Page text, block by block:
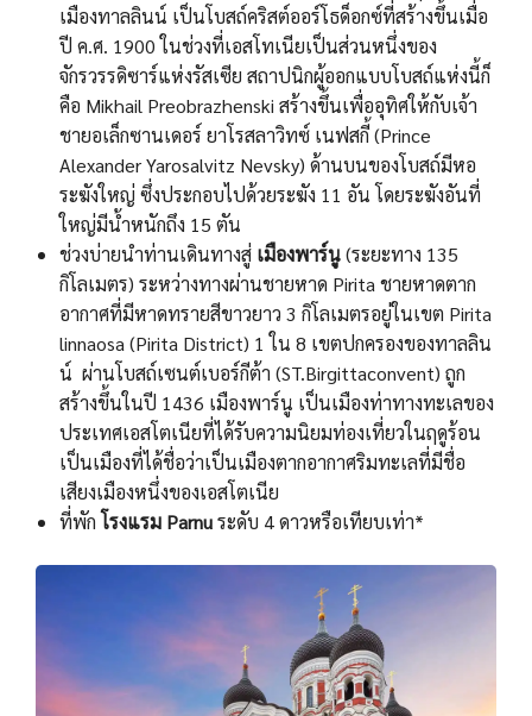
เมืองทาลลินน์ เป็นโบสถ์คริสต์ออร์โธด็อกซ์ที่สร้างขึ้นเมื่อ
ปี ค.ศ. 1900 ในช่วงที่เอสโทเนียเป็นส่วนหนึ่งของ
จักรวรรดิซาร์แห่งรัสเซีย สถาปนิกผู้ออกแบบโบสถ์แห่งนี้ก็
คือ Mikhail Preobrazhenski สร้างขึ้นเพื่ออุทิศให้กับเจ้า
ชายอเล็กซานเดอร์ ยาโรสลาวิทซ์ เนฟสกี้ (Prince
Alexander Yarosalvitz Nevsky) ด้านบนของโบสถ์มีหอ
ระฆังใหญ่ ซึ่งประกอบไปด้วยระฆัง 11 อัน โดยระฆังอันที่
ใหญ่มีน้ำหนักถึง 15 ตัน
ช่วงบ่ายนำท่านเดินทางสู่ เมืองพาร์นู(ระยะทาง 135
กิโลเมตร) ระหว่างทางผ่านชายหาด Pirita ชายหาดตาก
อากาศที่มีหาดทรายสีขาวยาว 3 กิโลเมตรอยู่ในเขต Pirita
linnaosa (Pirita District) 1 ใน 8 เขตปกครองของทาลลิน
น์ ผ่านโบสถ์เซนต์เบอร์กีต้า (ST.Birgittaconvent) ถูก
สร้างขึ้นในปี 1436 เมืองพาร์นู เป็นเมืองท่าทางทะเลของ
ประเทศเอสโตเนียที่ได้รับความนิยมท่องเที่ยวในฤดูร้อน
เป็นเมืองที่ได้ชื่อว่าเป็นเมืองตากอากาศริมทะเลที่มีชื่อ
เสียงเมืองหนึ่งของเอสโตเนีย
ที่พักโรงแรม Parnuระดับ 4 ดาวหรือเทียบเท่า*